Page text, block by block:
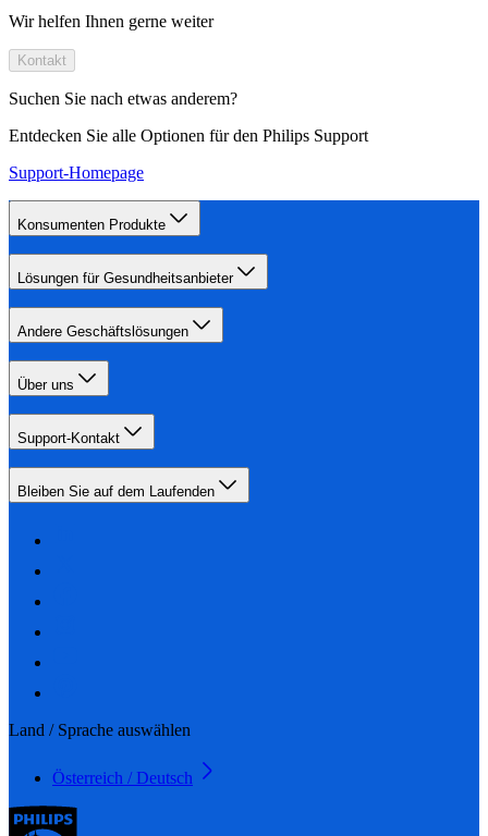
Wir helfen Ihnen gerne weiter
Kontakt
Suchen Sie nach etwas anderem?
Entdecken Sie alle Optionen für den Philips Support
Support-Homepage
Konsumenten Produkte
Lösungen für Gesundheitsanbieter
Andere Geschäftslösungen
Über uns
Support-Kontakt
Bleiben Sie auf dem Laufenden
Land / Sprache auswählen
Österreich / Deutsch